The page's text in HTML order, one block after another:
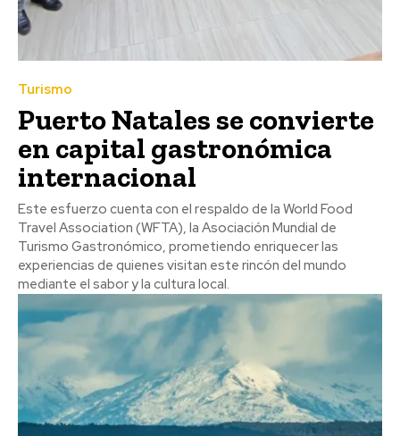
Turismo
Puerto Natales se convierte
en capital gastronómica
internacional
Este esfuerzo cuenta con el respaldo de la World Food
Travel Association (WFTA), la Asociación Mundial de
Turismo Gastronómico, prometiendo enriquecer las
experiencias de quienes visitan este rincón del mundo
mediante el sabor y la cultura local.